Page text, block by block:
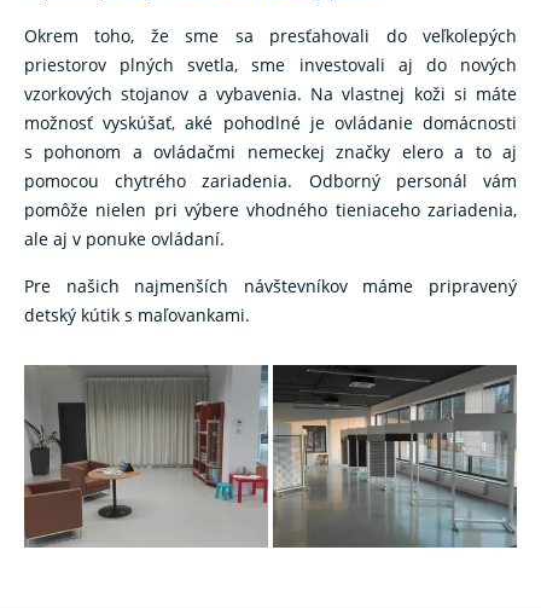
Okrem toho, že sme sa presťahovali do veľkolepých
priestorov plných svetla, sme investovali aj do nových
vzorkových stojanov a vybavenia. Na vlastnej koži si máte
možnosť vyskúšať, aké pohodlné je ovládanie domácnosti
s pohonom a ovládačmi nemeckej značky elero a to aj
pomocou chytrého zariadenia. Odborný personál vám
pomôže nielen pri výbere vhodného tieniaceho zariadenia,
ale aj v ponuke ovládaní.
Pre našich najmenších návštevníkov máme pripravený
detský kútik s maľovankami.